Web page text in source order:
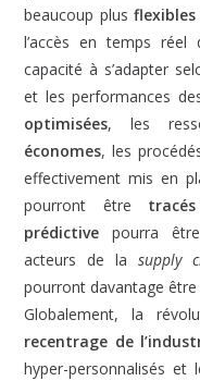
beaucoup plus
l’accès en temps réel
capacité à s’adapter
et les performances
optimisées, les
économes, les
effectivement mis en
pourront être
prédictive pourra
acteurs de lasupply
pourront davantage être
Globalement, la
recentrage de
hyper-personnalisés et